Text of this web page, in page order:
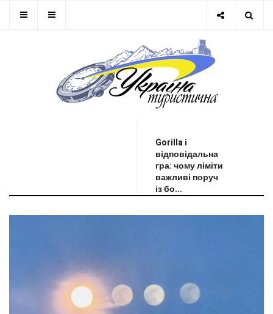
Gorilla і
відповідальна
гра: чому ліміти
важливі поруч
із бо...